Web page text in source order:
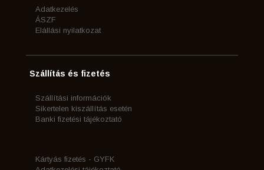
Adatkezelés
ÁSZF
Elállási nyilatkozat
Szállítás és fizetés
Szállítási információk
Sikertelen kiszállítás esetén
Banki fizetési tájékoztató
Kártyás fizetés - GYFK